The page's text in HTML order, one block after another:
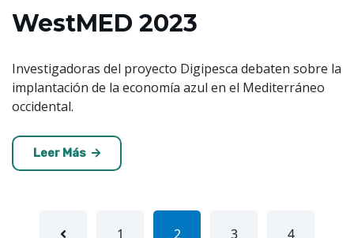
WestMED 2023
Investigadoras del proyecto Digipesca debaten sobre la
implantación de la economía azul en el Mediterráneo
occidental.
Leer Más
1 2 3 4